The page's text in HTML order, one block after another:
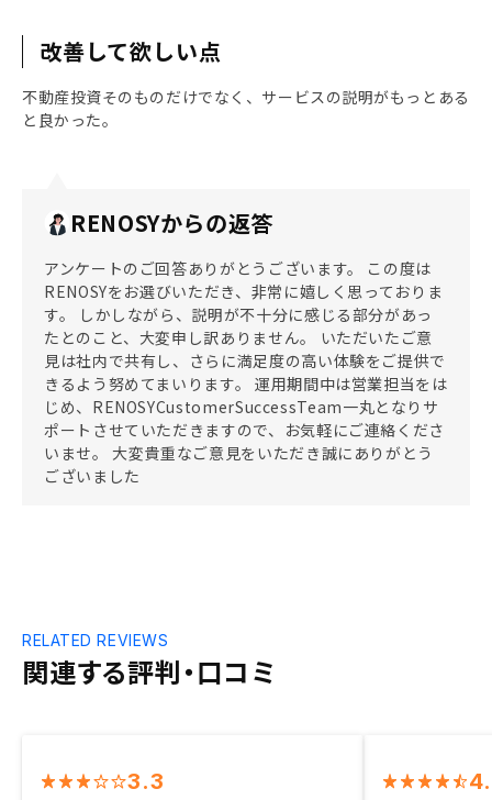
改善して欲しい点
不動産投資そのものだけでなく、サービスの説明がもっとある
と良かった。
RENOSYからの返答
アンケートのご回答ありがとうございます。 この度は
RENOSYをお選びいただき、非常に嬉しく思っておりま
す。 しかしながら、説明が不十分に感じる部分があっ
たとのこと、大変申し訳ありません。 いただいたご意
見は社内で共有し、さらに満足度の高い体験をご提供で
きるよう努めてまいります。 運用期間中は営業担当をは
じめ、RENOSYCustomerSuccessTeam一丸となりサ
ポートさせていただきますので、お気軽にご連絡くださ
いませ。 大変貴重なご意見をいただき誠にありがとう
ございました
関連する評判・口コミ
RELATED REVIEWS
3.3